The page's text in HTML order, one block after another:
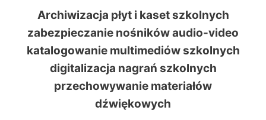
Archiwizacja płyt i kaset szkolnych
zabezpieczanie nośników audio-video
katalogowanie multimediów szkolnych
digitalizacja nagrań szkolnych
przechowywanie materiałów
dźwiękowych